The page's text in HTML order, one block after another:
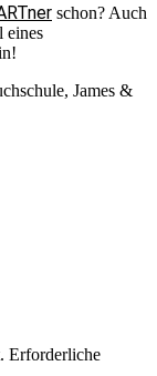
schon? Auch
eines
James &
Erforderliche